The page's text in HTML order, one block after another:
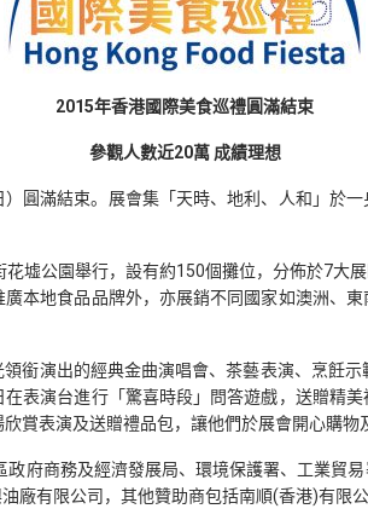
2015年香港國際美食巡禮圓滿結束
參觀人數近20萬 成績理想
圓滿結束。展會集「天時、地利、人和」於
墟公園舉行，設有約150個攤位，分佈於7
本地食品品牌外，亦展銷不同國家如澳洲、
銜演出的經典金曲演唱會、茶藝表演、烹飪
表演台進行「驚喜時段」問答遊戲，送贈精
賞表演及送贈禮品包，讓他們於展會開心購物
府商務及經濟發展局、環境保護署、工業貿
廠有限公司，其他贊助商包括南順(香港)有限